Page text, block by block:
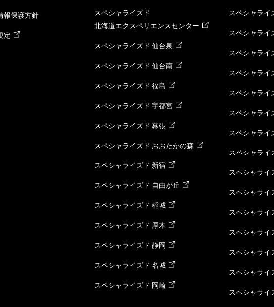
報保護方針
定
スペシャライズド
北海道エクスペリエンスセンター
スペシャライズド 仙台泉
スペシャライズド 仙台南
スペシャライズド 福島
スペシャライズド 宇都宮
スペシャライズド 幕張
スペシャライズド おおたかの森
スペシャライズド 新宿
スペシャライズド 自由が丘
スペシャライズド 稲城
スペシャライズド 厚木
スペシャライズド 静岡
スペシャライズド 名城
スペシャライズド 岡崎
スペシャライ
スペシャライ
スペシャライ
スペシャライ
スペシャライ
スペシャライ
スペシャライ
スペシャライ
スペシャライ
スペシャライ
スペシャライ
スペシャライ
スペシャライ
スペシャライ
スペシャライ